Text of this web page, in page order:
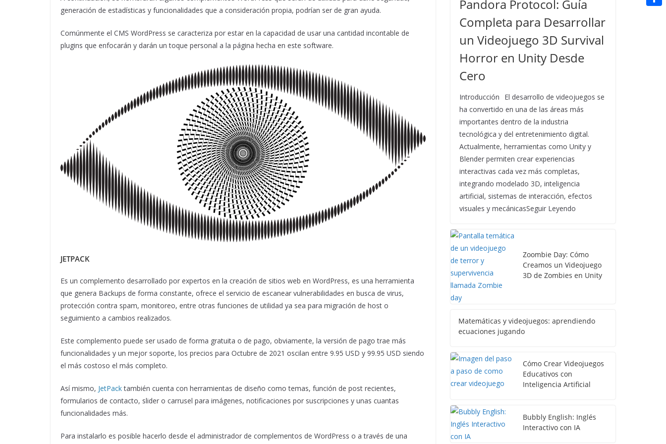
generación de estadísticas y funcionalidades que a consideración propia, podrían ser de gran ayuda.
Comúnmente el CMS WordPress se caracteriza por estar en la capacidad de usar una cantidad incontable de
plugins que enfocarán y darán un toque personal a la página hecha en este software.
JETPACK
Es un complemento desarrollado por expertos en la creación de sitios web en WordPress, es una herramienta
que genera Backups de forma constante, ofrece el servicio de escanear vulnerabilidades en busca de virus,
protección contra spam, monitoreo, entre otras funciones de utilidad ya sea para migración de host o
seguimiento a cambios realizados.
Este complemento puede ser usado de forma gratuita o de pago, obviamente, la versión de pago trae más
funcionalidades y un mejor soporte, los precios para Octubre de 2021 oscilan entre 9.95 USD y 99.95 USD siendo
el más costoso el más completo.
Así mismo, JetPacktambién cuenta con herramientas de diseño como temas, función de post recientes,
formularios de contacto, slider o carrusel para imágenes, notificaciones por suscripciones y unas cuantas
funcionalidades más.
Para instalarlo es posible hacerlo desde el administrador de complementos de WordPress o a través de una
Pandora Protocol: Guía
Completa para Desarrollar
un Videojuego 3D Survival
Horror en Unity Desde
Cero
Introducción El desarrollo de videojuegos se
ha convertido en una de las áreas más
importantes dentro de la industria
tecnológica y del entretenimiento digital.
Actualmente, herramientas como Unity y
Blender permiten crear experiencias
interactivas cada vez más completas,
integrando modelado 3D, inteligencia
artificial, sistemas de interacción, efectos
visuales y mecánicasSeguir Leyendo
Zoombie Day: Cómo
Creamos un Videojuego
3D de Zombies en Unity
Matemáticas y videojuegos: aprendiendo
ecuaciones jugando
Cómo Crear Videojuegos
Educativos con
Inteligencia Artificial
Bubbly English: Inglés
Interactivo con IA
n
a